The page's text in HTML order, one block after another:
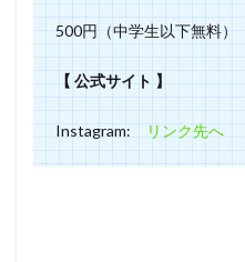
500円（中学生以下無料）
【 公式サイト 】
Instagram:リンク先へ